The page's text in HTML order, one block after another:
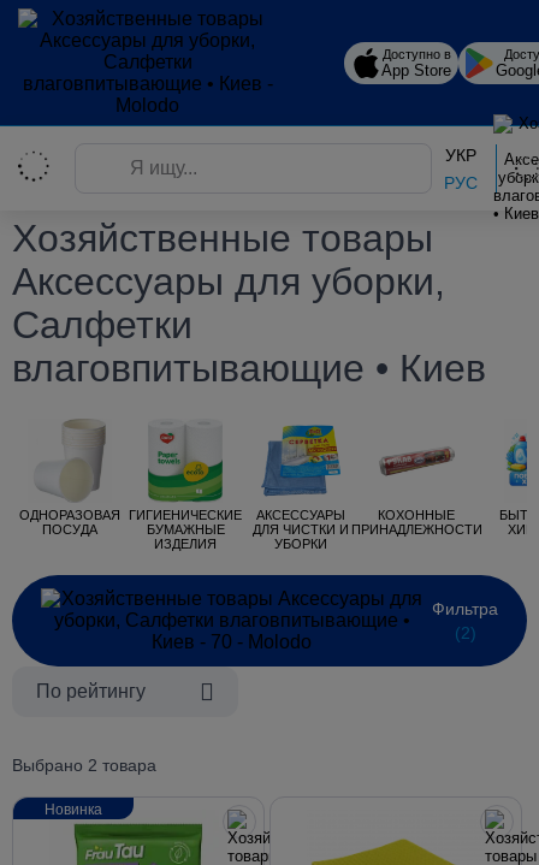
Доступно в
App Store
УКР
РУС
Главная Хозяйственные товары
Хозяйственные товары
Аксессуары для уборки,
Салфетки
влаговпитывающие • Киев
ОДНОРАЗОВАЯ
ПОСУДА
ГИГИЕНИЧЕСКИЕ
БУМАЖНЫЕ
ИЗДЕЛИЯ
АКСЕССУАРЫ
ДЛЯ ЧИСТКИ И
УБОРКИ
КОХОННЫЕ
ПРИНАДЛЕЖНОСТИ
Фильтра
(2)
По рейтингу
Выбрано 2 товара
Новинка